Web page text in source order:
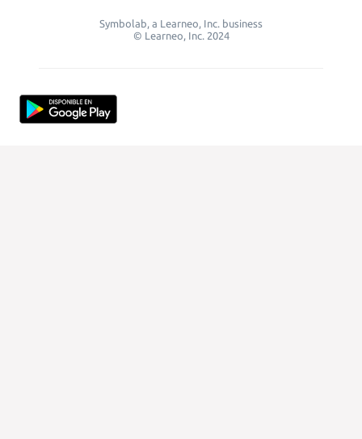
Symbolab, a Learneo, Inc. business
© Learneo, Inc. 2024